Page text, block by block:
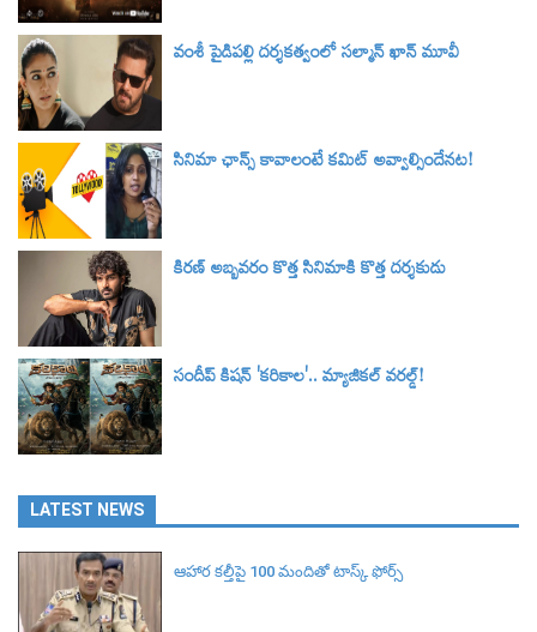
వంశీ పైడిపల్లి దర్శకత్వంలో సల్మాన్ ఖాన్ మూవీ
సినిమా ఛాన్స్ కావాలంటే కమిట్ అవ్వాల్సిందేనట!
కిరణ్ అబ్బవరం కొత్త సినిమాకి కొత్త దర్శకుడు
సందీప్ కిషన్ 'కరికాల'.. మ్యాజికల్ వరల్డ్‌!
LATEST NEWS
ఆహార కల్తీపై 100 మందితో టాస్క్ ఫోర్స్